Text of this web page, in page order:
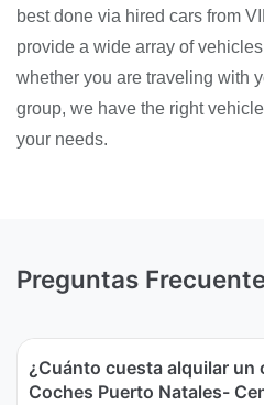
best done via hired cars from
provide a wide array of
whether you are traveling with
group, we have the right
your needs.
Preguntas
¿Cuánto cuesta alquilar un
Coches Puerto Natales-